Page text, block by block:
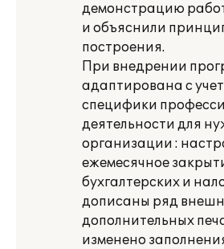
демонстрацию
и объяснили
построения.
При внедрении
адаптирована с
специфики
деятельности для
организации :
ежемесячное
бухгалтерских и
дописаны ряд
дополнительных
изменено